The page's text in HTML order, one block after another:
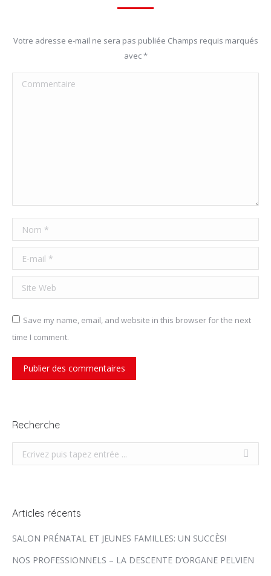
Votre adresse e-mail ne sera pas publiée Champs requis marqués
avec*
Commentaire
Nom *
E-mail *
Site Web
Save my name, email, and website in this browser for the next
time I comment.
Publier des commentaires
Recherche
Recherche
Articles récents
SALON PRÉNATAL ET JEUNES FAMILLES: UN SUCCÈS!
NOS PROFESSIONNELS – LA DESCENTE D’ORGANE PELVIEN